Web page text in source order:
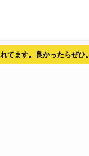
てます。良かったらぜひ。